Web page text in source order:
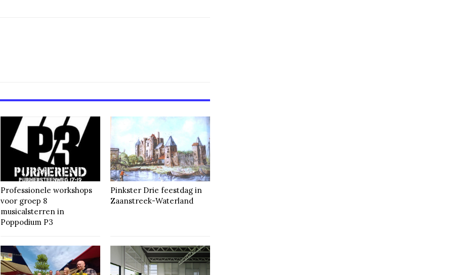
Professionele workshops
voor groep 8
musicalsterren in
Poppodium P3
Pinkster Drie feestdag in
Zaanstreek-Waterland